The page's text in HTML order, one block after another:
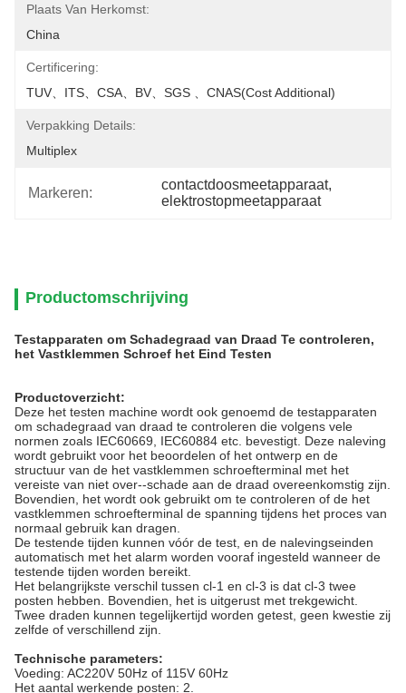
Plaats Van Herkomst:
China
Certificering:
TUV、ITS、CSA、BV、SGS 、CNAS(cost Additional)
Verpakking Details:
Multiplex
Markeren:
contactdoosmeetapparaat,
elektrostopmeetapparaat
Productomschrijving
Testapparaten om Schadegraad van Draad Te controleren,
het Vastklemmen Schroef het Eind Testen
Productoverzicht:
Deze het testen machine wordt ook genoemd de testapparaten
om schadegraad van draad te controleren die volgens vele
normen zoals IEC60669, IEC60884 etc. bevestigt. Deze naleving
wordt gebruikt voor het beoordelen of het ontwerp en de
structuur van de het vastklemmen schroefterminal met het
vereiste van niet over--schade aan de draad overeenkomstig zijn.
Bovendien, het wordt ook gebruikt om te controleren of de het
vastklemmen schroefterminal de spanning tijdens het proces van
normaal gebruik kan dragen.
De testende tijden kunnen vóór de test, en de nalevingseinden
automatisch met het alarm worden vooraf ingesteld wanneer de
testende tijden worden bereikt.
Het belangrijkste verschil tussen cl-1 en cl-3 is dat cl-3 twee
posten hebben. Bovendien, het is uitgerust met trekgewicht.
Twee draden kunnen tegelijkertijd worden getest, geen kwestie zij
zelfde of verschillend zijn.
Technische parameters:
Voeding: AC220V 50Hz of 115V 60Hz
Het aantal werkende posten: 2.